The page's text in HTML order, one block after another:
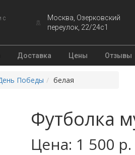
с
Москва, Озерковский
переулок, 22/24с1
Доставка Цены Отзывы
Победы белая
Футболка
Цена: 1 500 р.